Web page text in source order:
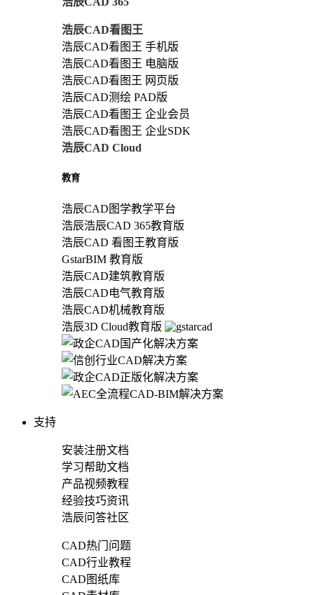
浩辰CAD看图王
浩辰CAD看图王 手机版
浩辰CAD看图王 电脑版
浩辰CAD看图王 网页版
浩辰CAD测绘 PAD版
浩辰CAD看图王 企业会员
浩辰CAD看图王 企业SDK
浩辰CAD Cloud
教育
浩辰CAD图学教学平台
浩辰浩辰CAD 365教育版
浩辰CAD 看图王教育版
GstarBIM 教育版
浩辰CAD建筑教育版
浩辰CAD电气教育版
浩辰CAD机械教育版
浩辰3D Cloud教育版
支持
安装注册文档
学习帮助文档
产品视频教程
经验技巧资讯
浩辰问答社区
CAD热门问题
CAD行业教程
CAD图纸库